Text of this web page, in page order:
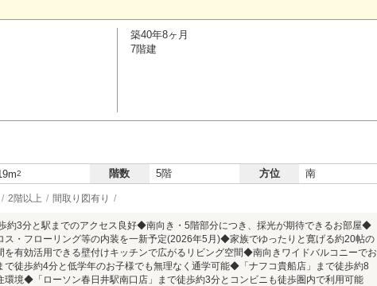
築40年8ヶ月
7階建
2 階数 5階 方位 南
2階以上 間取り図有り
約3分と駅までのアクセス良好◆南向き・5階部分につき、採光が期待できるお部屋◆
ス・フローリング等の内装を一新予定(2026年5月)◆家族でゆったりと寛げる約20帖の
有効活用できる壁付けキッチンで広がるリビング空間◆南向きワイドバルコニーでお
徒歩約4分と低学年のお子様でも無理なく通学可能◆「ナフコ貴船店」まで徒歩約8
環境◆「ローソン春日井駅南口店」まで徒歩約3分とコンビニも徒歩圏内で利用可能